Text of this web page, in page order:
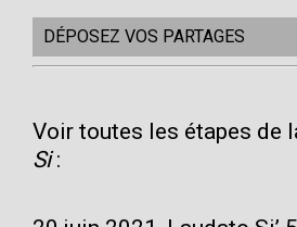
DÉPOSEZ VOS PARTAGES
Voir toutes les étapes de
Si: